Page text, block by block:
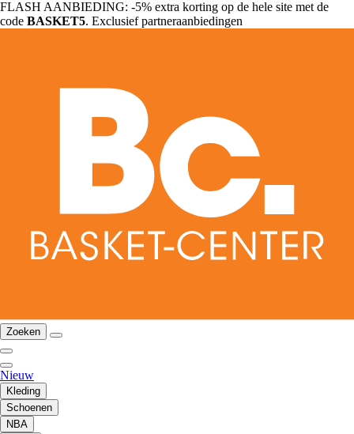
FLASH AANBIEDING: -5% extra korting op de hele site met de
code BASKET5. Exclusief partneraanbiedingen
Zoeken
Nieuw
Kleding
Schoenen
NBA